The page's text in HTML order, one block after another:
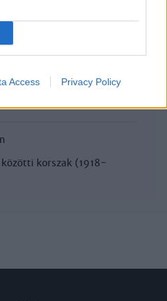
Access Privacy Policy
korszak (1918-